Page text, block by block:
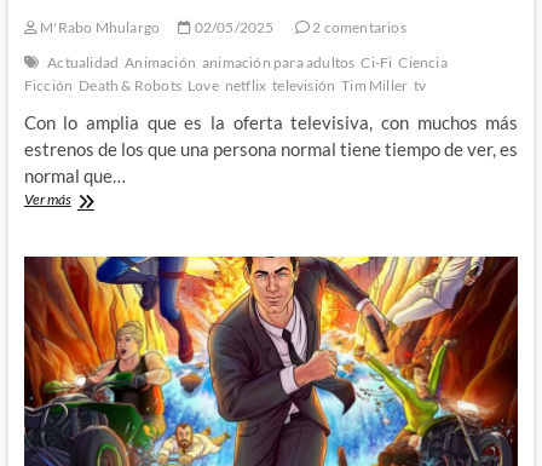
M'Rabo Mhulargo 02/05/2025
2 comentarios
Actualidad Animación animación para adultos Ci-Fi Ciencia
Ficción Death & Robots Love netflix televisión Tim Miller tv
Con lo amplia que es la oferta televisiva, con muchos más
estrenos de los que una persona normal tiene tiempo de ver, es
normal que…
Ver másDescubriendo
retraso
Love,
Death
&
Robots